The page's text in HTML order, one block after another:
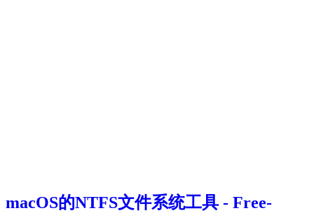
macOS的NTFS文件系统工具 - Free-